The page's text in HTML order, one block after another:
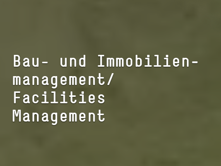
Bau- und Im­mo­bi­li­en­
ma­nage­ment/
Facilities
Management